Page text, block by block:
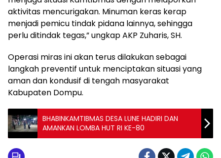
aktivitas mencurigakan. Minuman keras kerap
menjadi pemicu tindak pidana lainnya, sehingga
perlu ditindak tegas,” ungkap AKP Zuharis, SH.
Operasi miras ini akan terus dilakukan sebagai
langkah preventif untuk menciptakan situasi yang
aman dan kondusif di tengah masyarakat
Kabupaten Dompu.
BHABINKAMTIBMAS DESA LUNE HADIRI DAN
AMANKAN LOMBA HUT RI KE-80